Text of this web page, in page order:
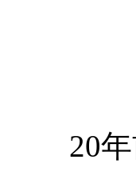
20年